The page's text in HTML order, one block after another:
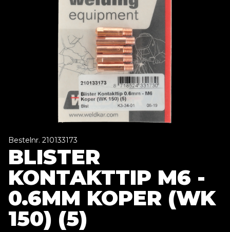
Bestelnr. 210133173
BLISTER
KONTAKTTIP M6 -
0.6MM KOPER (WK
150) (5)